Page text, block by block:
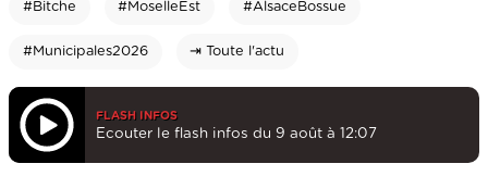
#Bitche #MoselleEst #AlsaceBossue
#Municipales2026 ⇥ Toute l'actu
FLASH INFOS
Ecouter le flash infos du 9 août à 12:07